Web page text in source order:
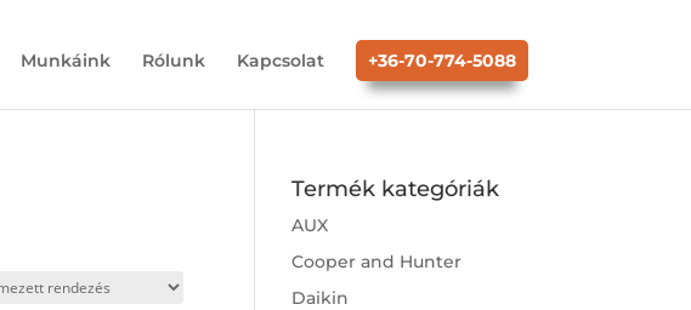
Munkáink Rólunk Kapcsolat +36-70-774-5088
Termék kategóriák
AUX
Cooper and Hunter
Daikin